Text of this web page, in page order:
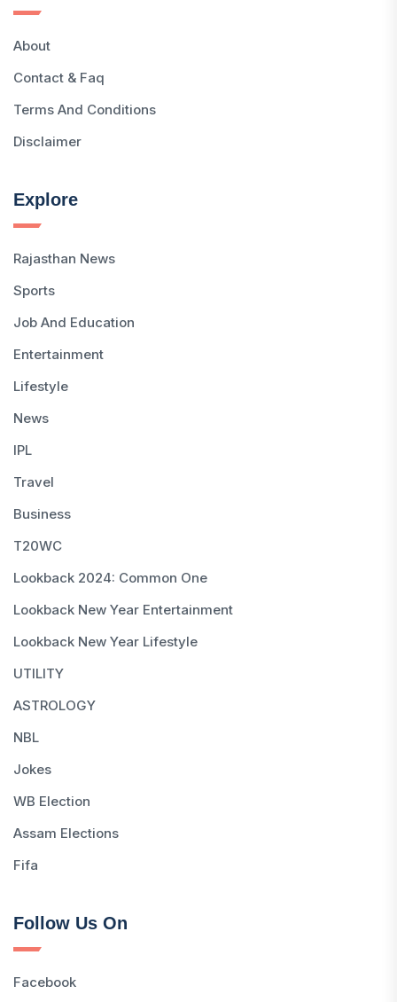
About
Contact & Faq
Terms And Conditions
Disclaimer
Explore
Rajasthan News
Sports
Job And Education
Entertainment
Lifestyle
News
IPL
Travel
Business
T20WC
Lookback 2024: Common One
Lookback New Year Entertainment
Lookback New Year Lifestyle
UTILITY
ASTROLOGY
NBL
Jokes
WB Election
Assam Elections
Fifa
Follow Us On
Facebook